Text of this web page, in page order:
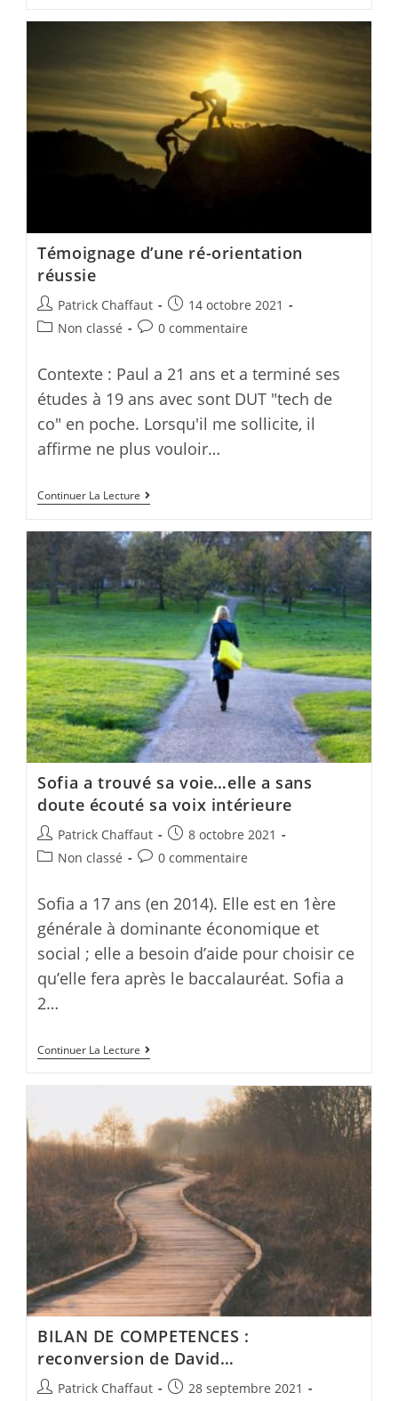
après
un
mauvais
choix
d’études
?
Témoignage d’une ré-orientation
réussie
Post
author:
Patrick Chaffaut
Post
published:
14 octobre 2021
PostNon classé
Post0 commentaire
Contexte : Paul a 21 ans et a terminé ses
études à 19 ans avec sont DUT "tech de
co" en poche. Lorsqu'il me sollicite, il
affirme ne plus vouloir…
Continuer La Lecture
ré-
orientation
réussie
Sofia a trouvé sa voie…elle a sans
doute écouté sa voix intérieure
Post
author:
Patrick Chaffaut
Post
published:
8 octobre 2021
PostNon classé
Post0 commentaire
Sofia a 17 ans (en 2014). Elle est en 1ère
générale à dominante économique et
social ; elle a besoin d’aide pour choisir ce
qu’elle fera après le baccalauréat. Sofia a
2…
Continuer La Lecture
voie…
elle
sans
doute
écouté
sa
voix
intérieure
BILAN DE COMPETENCES :
reconversion de David…
PostPatrick Chaffaut
Post28 septembre 2021